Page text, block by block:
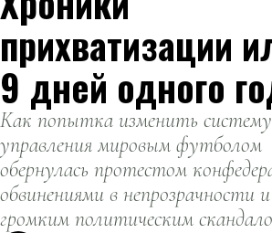
прихватизации
9 дней одного
Как попытка изменить систему
управления мировым футболом
обернулась протестом
обвинениями в непрозрачности и
громким политическим